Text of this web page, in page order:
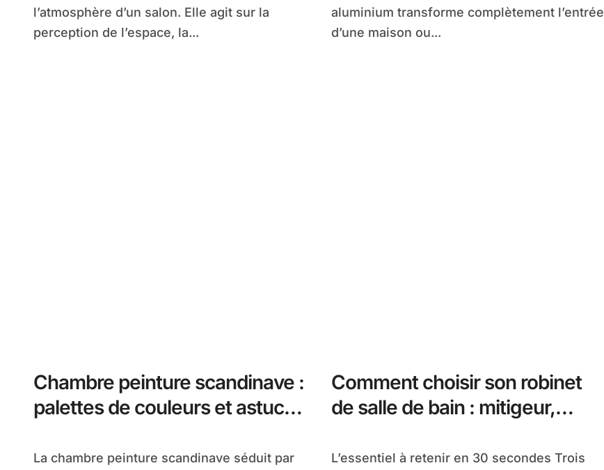
l’atmosphère d’un salon. Elle agit sur la
perception de l’espace, la...
aluminium transforme complètement l’entrée
d’une maison ou...
Chambre peinture scandinave :
palettes de couleurs et astuces
lumineux
La chambre peinture scandinave séduit par
Comment choisir son robinet
de salle de bain : mitigeur,
L’essentiel à retenir en 30 secondes Trois